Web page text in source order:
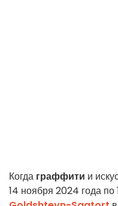
Когда граффити и
14 ноября 2024 года